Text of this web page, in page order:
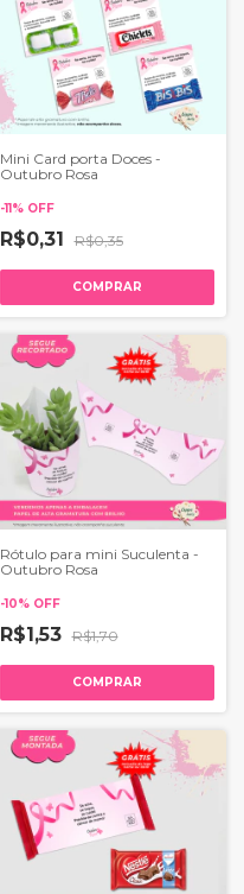
Mini Card porta Doces -
Outubro Rosa
-11 % OFF
R$0,31 R$0,35
COMPRAR
Rótulo para mini Suculenta -
Outubro Rosa
-10% OFF
R$1,53 R$1,70
COMPRAR